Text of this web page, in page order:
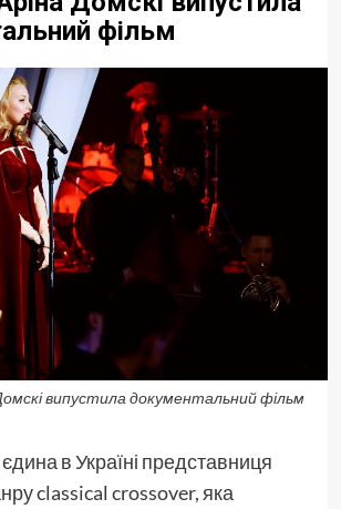
фільм
випустила документальний фільм
єдина в Україні представниця
classical crossover, яка